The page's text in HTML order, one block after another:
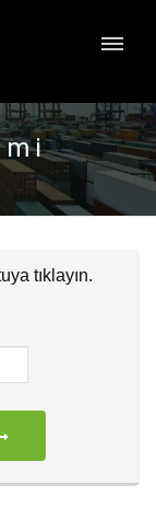
tıklayın.